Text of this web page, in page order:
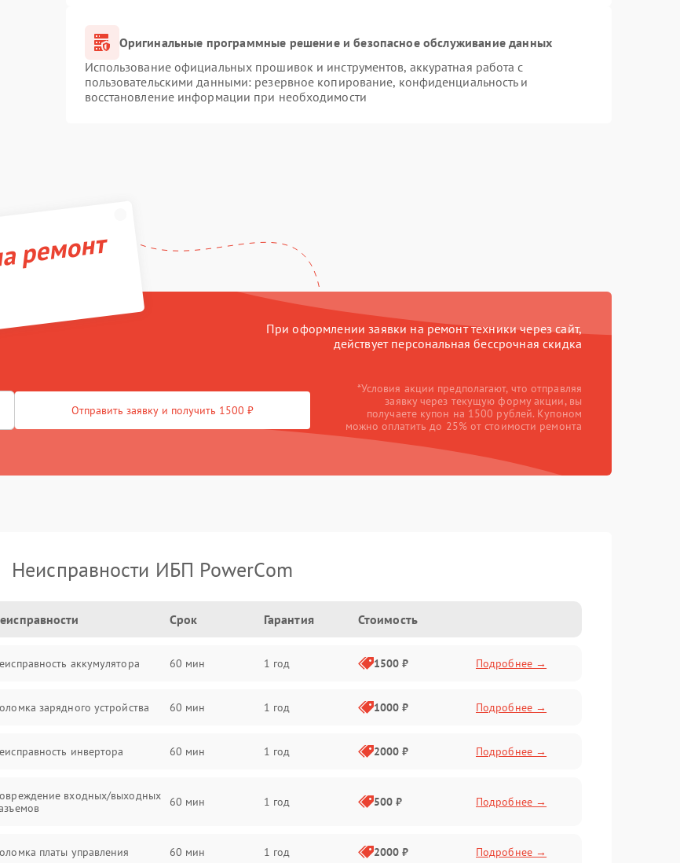
Оригинальные программные решение и безопасное обслуживание данных
Использование официальных прошивок и инструментов, аккуратная работа с
пользовательскими данными: резервное копирование, конфиденциальность и
восстановление информации при необходимости
ремонт
При оформлении заявки на ремонт техники через сайт,
действует персональная бессрочная скидка
Отправить заявку и получить 1500 ₽
*Условия акции предполагают, что отправляя
заявку через текущую форму акции, вы
получаете купон на 1500 рублей. Купоном
можно оплатить до 25% от стоимости ремонта
Неисправности ИБП PowerCom
Срок Гарантия Стоимость
аккумулятора 60 мин 1 год 1500 ₽ Подробнее →
зарядного устройства 60 мин 1 год 1000 ₽ Подробнее →
инвертора 60 мин 1 год 2000 ₽ Подробнее →
входных/выходных
60 мин 1 год 500 ₽ Подробнее →
платы управления 60 мин 1 год 2000 ₽ Подробнее →